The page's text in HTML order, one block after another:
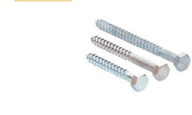
kop en een conisch deel waaromheen
schroefdraad is aangebracht. De
geschikt voor het vastmaken van
De bout kan in combinatie met een